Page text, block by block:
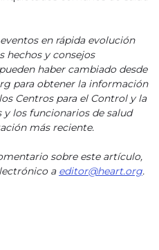
en rápida evolución
hechos y consejos
haber cambiado desde
para obtener la información
Centros para el Control y la
y los funcionarios de salud
más reciente.
sobre este artículo,
a editor@heart.org.